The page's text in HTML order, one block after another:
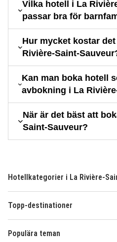
Vilka hotell i La
passar bra för
Hur mycket kostar
Rivière-Saint-
Kan man boka hotell
avbokning i La
När är det bäst att
Saint-Sauveur?
Hotellkategorier i La Rivière-
Topp-destinationer
Populära teman